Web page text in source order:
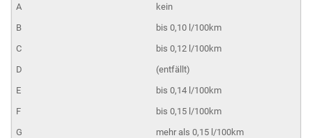
kein
bis 0,10 l/100km
bis 0,12 l/100km
(entfällt)
bis 0,14 l/100km
bis 0,15 l/100km
mehr als 0,15 l/100km